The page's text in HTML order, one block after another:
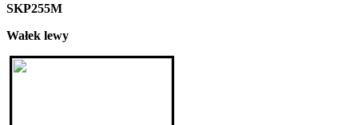
SKP255M
Wałek lewy